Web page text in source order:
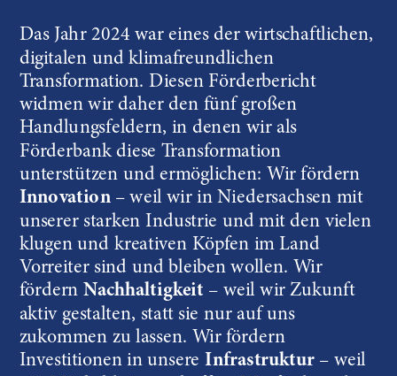
Das Jahr 2024 war eines der wirtschaftlichen,
digitalen und klimafreundlichen
Transformation. Diesen Förderbericht
widmen wir daher den fünf großen
Handlungsfeldern, in denen wir als
Förderbank diese Transformation
unterstützen und ermöglichen: Wir fördern
Innovation – weil wir in Niedersachsen mit
unserer starken Industrie und mit den vielen
klugen und kreativen Köpfen im Land
Vorreiter sind und bleiben wollen. Wir
fördern Nachhaltigkeit – weil wir Zukunft
aktiv gestalten, statt sie nur auf uns
zukommen zu lassen. Wir fördern
Investitionen in unsere Infrastruktur – weil